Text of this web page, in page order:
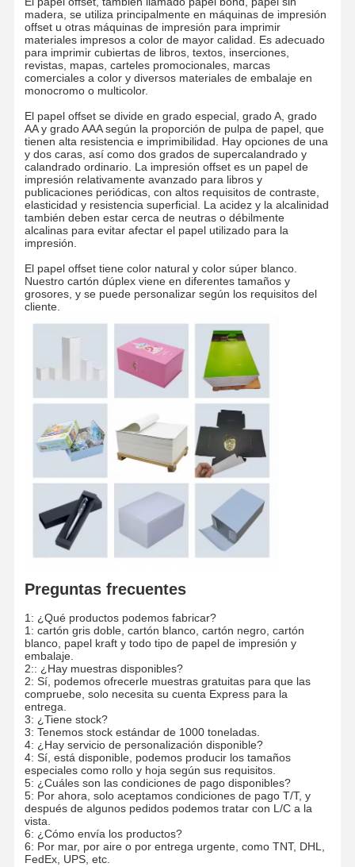
Visita A La
Fábrica
Control De
Calidad
Contáctenos Noticias
Casos De
Trabajo
El Blog
cartulina gris
Papel compensado
Papel Kraft
Papel ondulado
Papel del papel prensa
papel de piedra
Copia el papel
cajas de papel
Carrete de cable de papel
Suspensión de papel
tablero para pasteles
madera, se utiliza principalmente en máquinas de impresión
offset u otras máquinas de impresión para imprimir
materiales impresos a color de mayor calidad. Es adecuado
para imprimir cubiertas de libros, textos, inserciones,
revistas, mapas, carteles promocionales, marcas
comerciales a color y diversos materiales de embalaje en
monocromo o multicolor.
El papel offset se divide en grado especial, grado A, grado
AA y grado AAA según la proporción de pulpa de papel, que
tienen alta resistencia e imprimibilidad. Hay opciones de una
y dos caras, así como dos grados de supercalandrado y
calandrado ordinario. La impresión offset es un papel de
impresión relativamente avanzado para libros y
publicaciones periódicas, con altos requisitos de contraste,
elasticidad y resistencia superficial. La acidez y la alcalinidad
también deben estar cerca de neutras o débilmente
alcalinas para evitar afectar el papel utilizado para la
impresión.
El papel offset tiene color natural y color súper blanco.
Nuestro cartón dúplex viene en diferentes tamaños y
grosores, y se puede personalizar según los requisitos del
cliente.
Preguntas frecuentes
1: ¿Qué productos podemos fabricar?
1: cartón gris doble, cartón blanco, cartón negro, cartón
blanco, papel kraft y todo tipo de papel de impresión y
embalaje.
2:: ¿Hay muestras disponibles?
2: Sí, podemos ofrecerle muestras gratuitas para que las
compruebe, solo necesita su cuenta Express para la
entrega.
3: ¿Tiene stock?
3: Tenemos stock estándar de 1000 toneladas.
4: ¿Hay servicio de personalización disponible?
4: Sí, está disponible, podemos producir los tamaños
especiales como rollo y hoja según sus requisitos.
5: ¿Cuáles son las condiciones de pago disponibles?
5: Por ahora, solo aceptamos condiciones de pago T/T, y
después de algunos pedidos podemos tratar con L/C a la
vista.
6: ¿Cómo envía los productos?
6: Por mar, por aire o por entrega urgente, como TNT, DHL,
FedEx, UPS, etc.